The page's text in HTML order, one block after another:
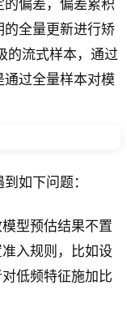
偏差，偏差累积
全量更新进行矫
的流式样本，通过
过全量样本对模
如下问题：
型预估结果不置
入规则，比如设
低频特征施加比